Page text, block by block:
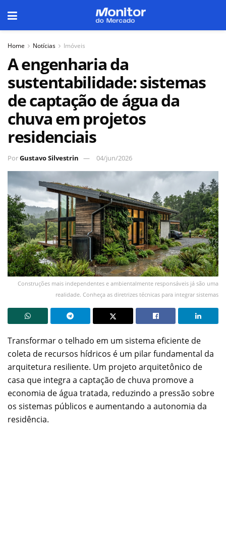
Home Notícias Imóveis
A engenharia da
sustentabilidade: sistemas
de captação de água da
chuva em projetos
residenciais
PorGustavo Silvestrin 04/jun/2026
Construções mais independentes e ambientalmente responsáveis já são uma
realidade. Conheça as diretrizes técnicas para integrar sistemas
Transformar o telhado em um sistema eficiente de
coleta de recursos hídricos é um pilar fundamental da
arquitetura resiliente. Um projeto arquitetônico de
casa que integra a captação de chuva promove a
economia de água tratada, reduzindo a pressão sobre
os sistemas públicos e aumentando a autonomia da
residência.